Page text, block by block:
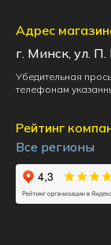
Адрес
г. Минск, ул.
Убедительная
телефонам
Рейтинг
Все регионы